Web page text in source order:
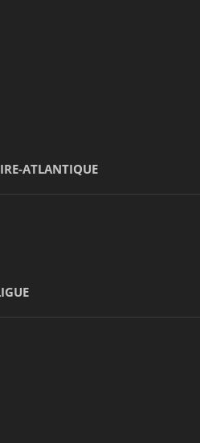
ATLANTIQUE